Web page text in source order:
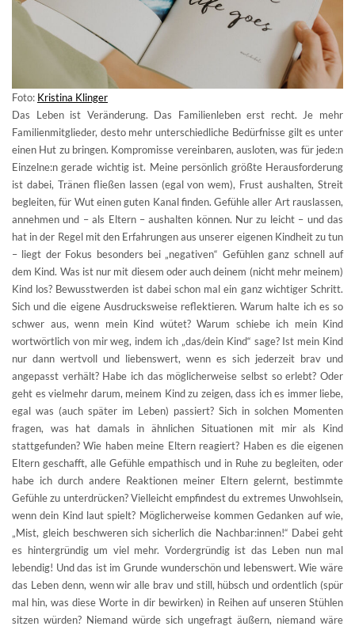
Foto: Kristina Klinger
Das Leben ist Veränderung. Das Familienleben erst recht. Je mehr
Familienmitglieder, desto mehr unterschiedliche Bedürfnisse gilt es unter
einen Hut zu bringen. Kompromisse vereinbaren, ausloten, was für jede:n
Einzelne:n gerade wichtig ist. Meine persönlich größte Herausforderung
ist dabei, Tränen fließen lassen (egal von wem), Frust aushalten, Streit
begleiten, für Wut einen guten Kanal finden. Gefühle aller Art rauslassen,
annehmen und – als Eltern – aushalten können. Nur zu leicht – und das
hat in der Regel mit den Erfahrungen aus unserer eigenen Kindheit zu tun
– liegt der Fokus besonders bei „negativen“ Gefühlen ganz schnell auf
dem Kind. Was ist nur mit diesem oder auch deinem (nicht mehr meinem)
Kind los? Bewusstwerden ist dabei schon mal ein ganz wichtiger Schritt.
Sich und die eigene Ausdrucksweise reflektieren. Warum halte ich es so
schwer aus, wenn mein Kind wütet? Warum schiebe ich mein Kind
wortwörtlich von mir weg, indem ich „das/dein Kind“ sage? Ist mein Kind
nur dann wertvoll und liebenswert, wenn es sich jederzeit brav und
angepasst verhält? Habe ich das möglicherweise selbst so erlebt? Oder
geht es vielmehr darum, meinem Kind zu zeigen, dass ich es immer liebe,
egal was (auch später im Leben) passiert? Sich in solchen Momenten
fragen, was hat damals in ähnlichen Situationen mit mir als Kind
stattgefunden? Wie haben meine Eltern reagiert? Haben es die eigenen
Eltern geschafft, alle Gefühle empathisch und in Ruhe zu begleiten, oder
habe ich durch andere Reaktionen meiner Eltern gelernt, bestimmte
Gefühle zu unterdrücken? Vielleicht empfindest du extremes Unwohlsein,
wenn dein Kind laut spielt? Möglicherweise kommen Gedanken auf wie,
„Mist, gleich beschweren sich sicherlich die Nachbar:innen!“ Dabei geht
es hintergründig um viel mehr. Vordergründig ist das Leben nun mal
lebendig! Und das ist im Grunde wunderschön und lebenswert. Wie wäre
das Leben denn, wenn wir alle brav und still, hübsch und ordentlich (spür
mal hin, was diese Worte in dir bewirken) in Reihen auf unseren Stühlen
sitzen würden? Niemand würde sich ungefragt äußern, niemand wäre